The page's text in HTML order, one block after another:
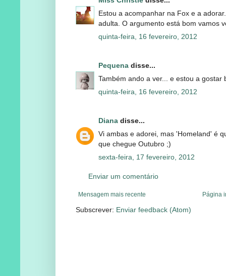
Estou a acompanhar na Fox e a
adulta. O argumento está bom vamos
quinta-feira, 16 fevereiro, 2012
Pequena disse...
Também ando a ver... e estou a gostar
quinta-feira, 16 fevereiro, 2012
Diana disse...
Vi ambas e adorei, mas 'Homeland' é
que chegue Outubro ;)
sexta-feira, 17 fevereiro, 2012
Enviar um comentário
Mensagem mais recente Página
Subscrever: Enviar feedback (Atom)